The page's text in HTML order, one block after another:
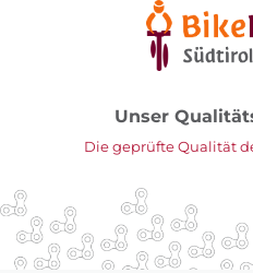
Unser
Die geprüfte Qualität